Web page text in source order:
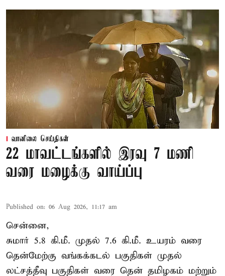
வானிலை செய்திகள்
22 மாவட்டங்களில் இரவு 7 மணி
வரை மழைக்கு வாய்ப்பு
Published on: 06 Aug 2026, 11:17 am
சென்னை,
சுமார் 5.8 கி.மீ. முதல் 7.6 கி.மீ. உயரம் வரை
தென்மேற்கு வங்கக்கடல் பகுதிகள் முதல்
லட்சத்தீவு பகுதிகள் வரை தென் தமிழகம் மற்றும்